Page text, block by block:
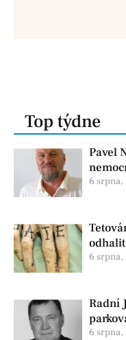
Top týdne
Pavel
změnu
6 srpna,
pomoc
6 srpna,
Radní
6 srpna,